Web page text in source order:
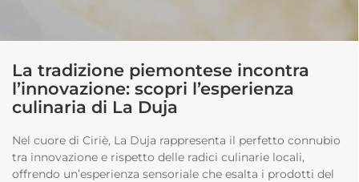
La tradizione piemontese incontra
l’innovazione: scopri l’esperienza
culinaria di La Duja
Nel cuore di Ciriè, La Duja rappresenta il perfetto connubio
tra innovazione e rispetto delle radici culinarie locali,
offrendo un’esperienza sensoriale che esalta i prodotti del